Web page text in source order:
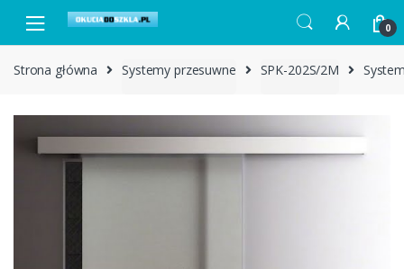
Skip to navigation
Skip to content
0
Strona główna Systemy przesuwne SPK-202S/2M